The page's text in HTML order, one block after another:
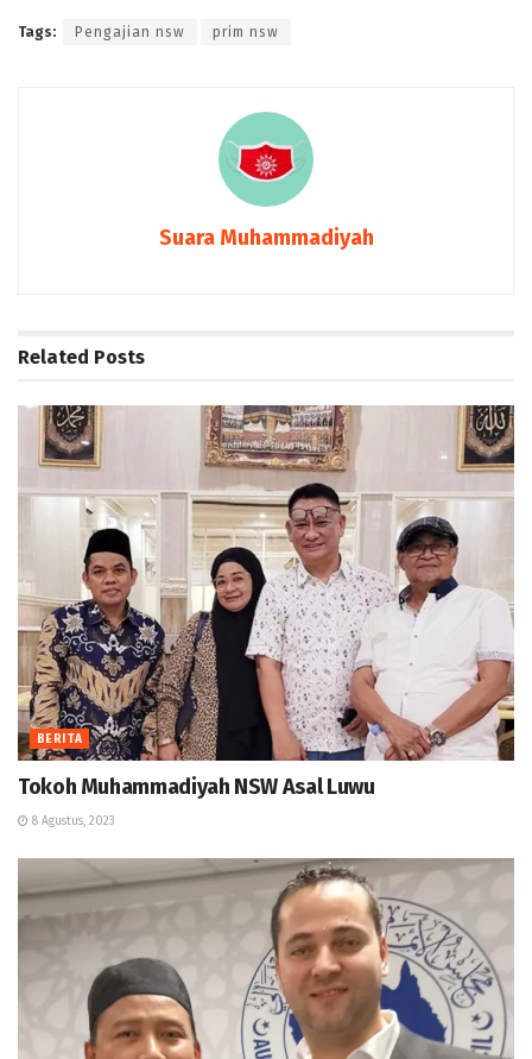
Tags: Pengajian nsw prim nsw
Suara Muhammadiyah
Related Posts
BERITA
Tokoh Muhammadiyah NSW Asal Luwu
8 Agustus, 2023